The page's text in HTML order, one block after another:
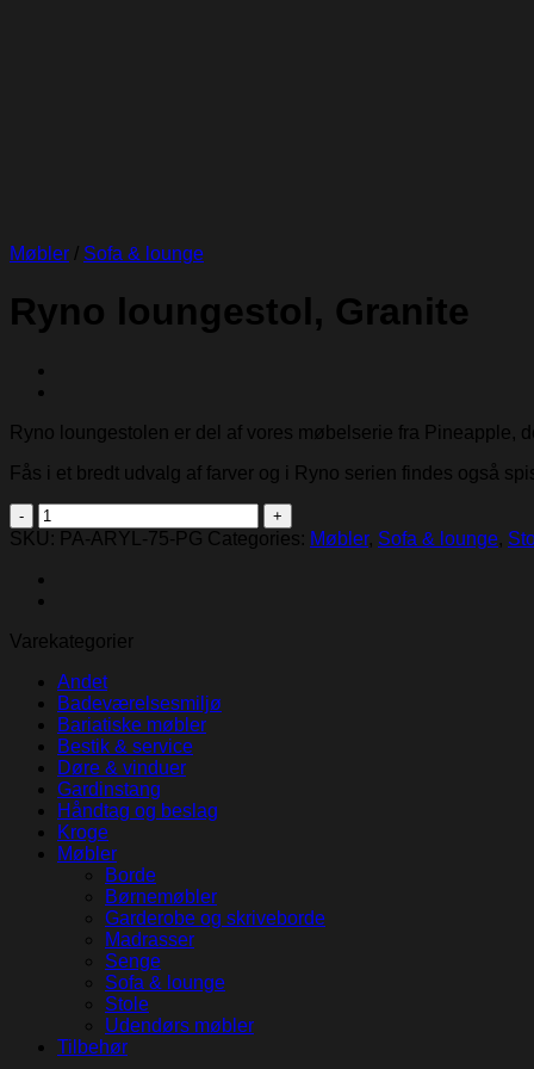
Møbler / Sofa & lounge
Ryno loungestol, Granite
Ryno loungestolen er del af vores møbelserie fra Pineapple,
Fås i et bredt udvalg af farver og i Ryno serien findes også
Ryno
loungestol,
quantity
SKU: PA-ARYL-75-PG Categories: Møbler, Sofa & lounge,
Varekategorier
Andet
Badeværelsesmiljø
Bariatiske møbler
Bestik & service
Døre & vinduer
Gardinstang
Håndtag og beslag
Kroge
Møbler
Borde
Børnemøbler
Garderobe og skriveborde
Madrasser
Senge
Sofa & lounge
Stole
Udendørs møbler
Tilbehør